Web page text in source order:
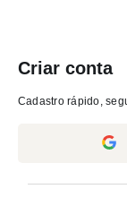
Criar conta
Cadastro rápido,